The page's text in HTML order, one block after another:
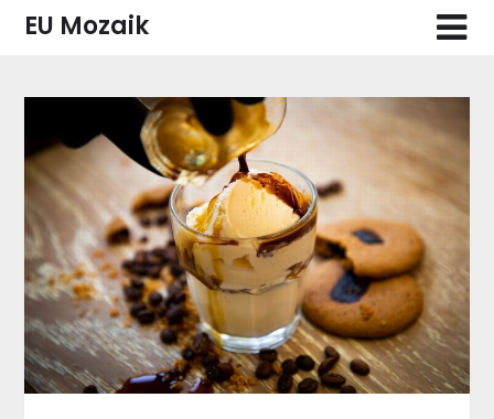
SkipEU Mozaik